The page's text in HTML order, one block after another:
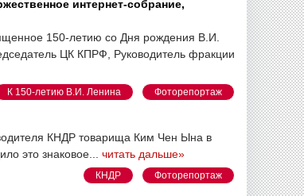
интернет-собрание,
150-летию со Дня рождения В.И.
ЦК КПРФ, Руководитель фракции
К 150-летию В.И. Ленина Фоторепортаж
КНДР товарища Ким Чен Ына в
это знаковое... читать дальше»
КНДР Фоторепортаж